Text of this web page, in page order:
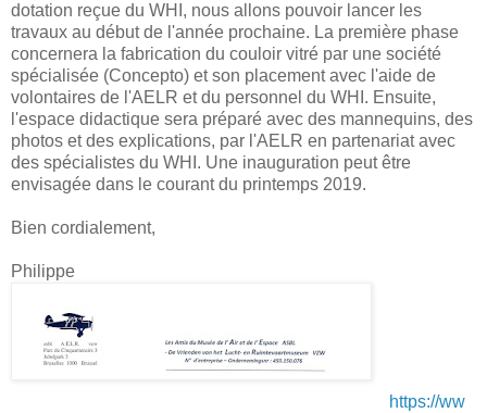
dotation reçue du WHI, nous allons pouvoir lancer les
travaux au début de l'année prochaine. La première phase
concernera la fabrication du couloir vitré par une société
spécialisée (Concepto) et son placement avec l'aide de
volontaires de l'AELR et du personnel du WHI. Ensuite,
l'espace didactique sera préparé avec des mannequins, des
photos et des explications, par l'AELR en partenariat avec
des spécialistes du WHI. Une inauguration peut être
envisagée dans le courant du printemps 2019.
Bien cordialement,
Philippe
https://ww